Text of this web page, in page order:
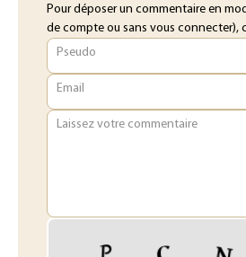
Pour déposer un commentaire en
de compte ou sans vous connecter),
Pseudo
Email
Laissez votre commentaire